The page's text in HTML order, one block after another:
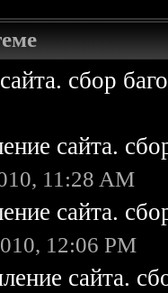
сбор
сайта.
11:28 AM
сайта.
12:06 PM
сайта.